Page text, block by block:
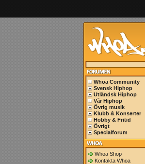
Whoa Community
Svensk Hiphop
Utländsk Hiphop
Vår Hiphop
Övrig musik
Klubb & Konserter
Hobby & Fritid
Övrigt
Specialforum
Whoa Shop
Kontakta Whoa